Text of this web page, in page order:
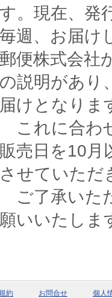
す。現在、発
毎週、お届け
郵便株式会社
の説明があり
届けとなりま
これに合わ
販売日を10月
させていただ
ご了承いた
願いいたしま
約 お問合せ 個人